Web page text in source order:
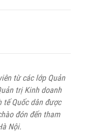
từ các lớp Quản
trị Kinh doanh
tế Quốc dân được
đón đến tham
Nội.